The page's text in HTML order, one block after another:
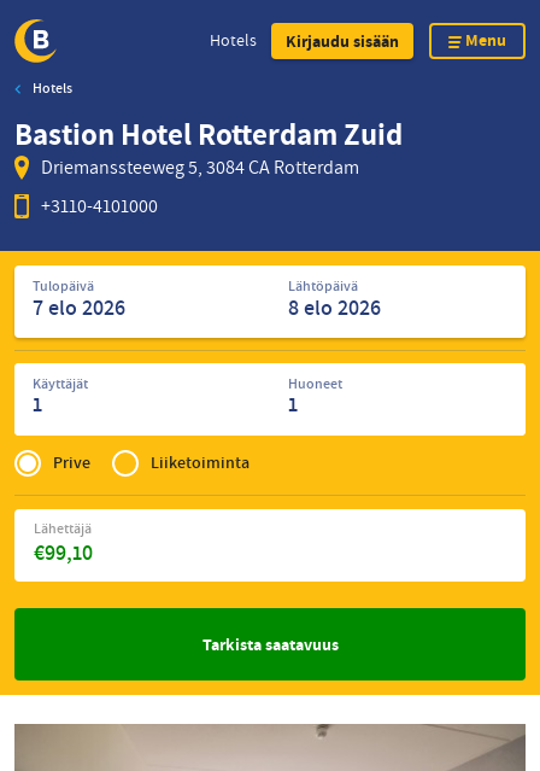
Skip
main
content
Hotels Kirjaudu sisään Menu
Hotels
Bastion Hotel Rotterdam Zuid
Driemanssteeweg 5, 3084 CA Rotterdam
+3110-4101000
Etsi
hotelleja
Tulopäivä Lähtöpäivä
Käyttäjät
1
Huoneet
1
Privé
of
Zakelijk
Prive Liiketoiminta
€99,10
Lähettäjä
Tarkista saatavuus